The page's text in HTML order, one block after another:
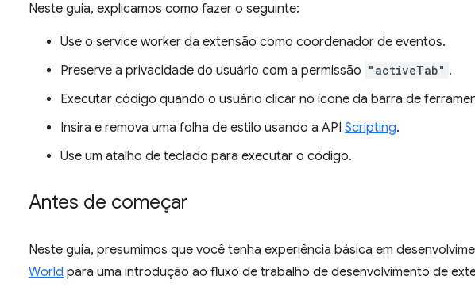
Neste guia, explicamos como fazer o seguinte:
Use o service worker da extensão como coordenador de eventos.
Preserve a privacidade do usuário com a permissão "activeTab" .
Executar código quando o usuário clicar no ícone da barra de
Insira e remova uma folha de estilo usando a API Scripting.
Use um atalho de teclado para executar o código.
Antes de começar
Neste guia, presumimos que você tenha experiência básica em
World para uma introdução ao fluxo de trabalho de desenvolvimento de